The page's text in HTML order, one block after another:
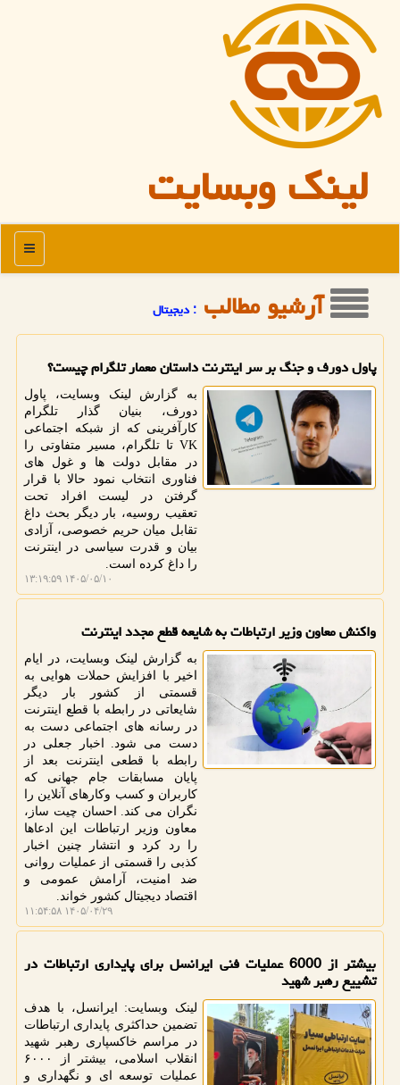
لینک وبسایت
منو
آرشیو مطالب : دیجیتال
پاول دورف و جنگ بر سر اینترنت داستان معمار تلگرام چیست؟
به گزارش لینک وبسایت، پاول
دورف، بنیان گذار تلگرام
کارآفرینی که از شبکه اجتماعی
VK تا تلگرام، مسیر متفاوتی را
در مقابل دولت ها و غول های
فناوری انتخاب نمود حالا با قرار
گرفتن در لیست افراد تحت
تعقیب روسیه، بار دیگر بحث داغ
تقابل میان حریم خصوصی، آزادی
بیان و قدرت سیاسی در اینترنت
را داغ کرده است.
۱۴۰۵/۰۵/۱۰ ۱۳:۱۹:۵۹
واکنش معاون وزیر ارتباطات به شایعه قطع مجدد اینترنت
به گزارش لینک وبسایت، در ایام
اخیر با افزایش حملات هوایی به
قسمتی از کشور بار دیگر
شایعاتی در رابطه با قطع اینترنت
در رسانه های اجتماعی دست به
دست می شود. اخبار جعلی در
رابطه با قطعی اینترنت بعد از
پایان مسابقات جام جهانی که
کاربران و کسب وکارهای آنلاین را
نگران می کند. احسان چیت ساز،
معاون وزیر ارتباطات این ادعاها
را رد کرد و انتشار چنین اخبار
کذبی را قسمتی از عملیات روانی
ضد امنیت، آرامش عمومی و
اقتصاد دیجیتال کشور خواند.
۱۴۰۵/۰۴/۲۹ ۱۱:۵۴:۵۸
بیشتر از 6000 عملیات فنی ایرانسل برای پایداری ارتباطات در
تشییع رهبر شهید
لینک وبسایت: ایرانسل، با هدف
تضمین حداکثری پایداری ارتباطات
در مراسم خاکسپاری رهبر شهید
انقلاب اسلامی، بیشتر از ۶۰۰۰
عملیات توسعه ای و نگهداری و